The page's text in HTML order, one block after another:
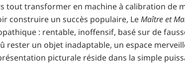
tout transformer en machine à calibration de
construire un succès populaire, LeMaître et
: rentable, inoffensif, basé sur de
rester un objet inadaptable, un espace
picturale réside dans la simple